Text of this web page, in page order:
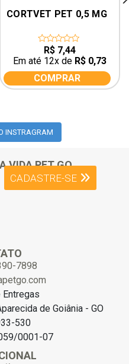
CORTVET PET 0,5 MG
out
of
5
R$ 7,44
Em até 12x de R$ 0,73
COMPRAR
INSTRAGRAM
VIDA PET GO
CADASTRE-SE
7898
de Goiânia - GO
530
0001-07